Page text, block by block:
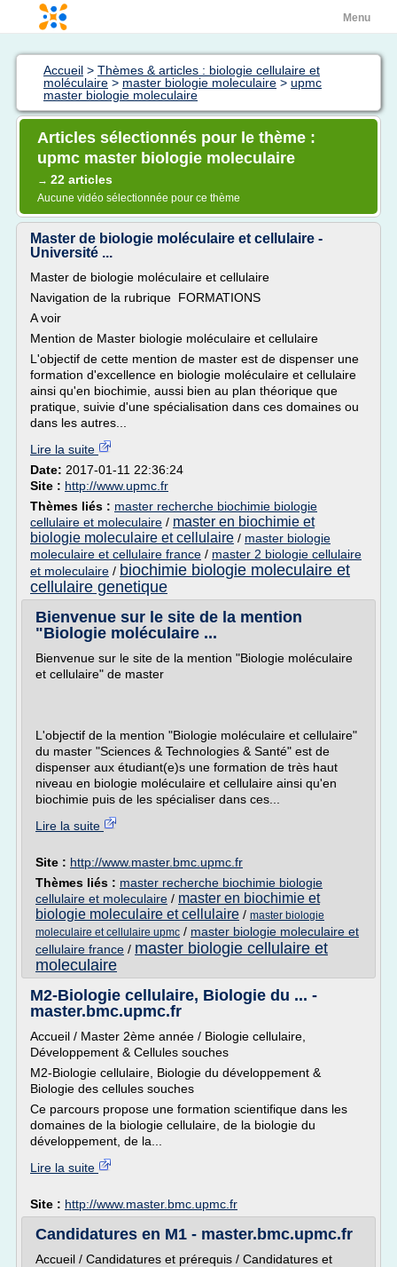
Menu
Accueil > Thèmes & articles : biologie cellulaire et
moléculaire > master biologie moleculaire > upmc
master biologie moleculaire
Articles sélectionnés pour le thème :
upmc master biologie moleculaire
→ 22 articles
Aucune vidéo sélectionnée pour ce thème
Master de biologie moléculaire et cellulaire -
Université ...
Master de biologie moléculaire et cellulaire
Navigation de la rubrique FORMATIONS
A voir
Mention de Master biologie moléculaire et cellulaire
L'objectif de cette mention de master est de dispenser une
formation d'excellence en biologie moléculaire et cellulaire
ainsi qu'en biochimie, aussi bien au plan théorique que
pratique, suivie d'une spécialisation dans ces domaines ou
dans les autres...
Lire la suite
Date: 2017-01-11 22:36:24
Site : http://www.upmc.fr
Thèmes liés : master recherche biochimie biologie
cellulaire et moleculaire / master en biochimie et
biologie moleculaire et cellulaire / master biologie
moleculaire et cellulaire france / master 2 biologie cellulaire
et moleculaire / biochimie biologie moleculaire et
cellulaire genetique
Bienvenue sur le site de la mention
"Biologie moléculaire ...
Bienvenue sur le site de la mention "Biologie moléculaire
et cellulaire" de master
L'objectif de la mention "Biologie moléculaire et cellulaire"
du master "Sciences & Technologies & Santé" est de
dispenser aux étudiant(e)s une formation de très haut
niveau en biologie moléculaire et cellulaire ainsi qu'en
biochimie puis de les spécialiser dans ces...
Lire la suite
Site : http://www.master.bmc.upmc.fr
Thèmes liés : master recherche biochimie biologie
cellulaire et moleculaire / master en biochimie et
biologie moleculaire et cellulaire / master biologie
moleculaire et cellulaire upmc / master biologie moleculaire et
cellulaire france / master biologie cellulaire et
moleculaire
M2-Biologie cellulaire, Biologie du ... -
master.bmc.upmc.fr
Accueil / Master 2ème année / Biologie cellulaire,
Développement & Cellules souches
M2-Biologie cellulaire, Biologie du développement &
Biologie des cellules souches
Ce parcours propose une formation scientifique dans les
domaines de la biologie cellulaire, de la biologie du
développement, de la...
Lire la suite
Site : http://www.master.bmc.upmc.fr
Candidatures en M1 - master.bmc.upmc.fr
Accueil / Candidatures et prérequis / Candidatures et